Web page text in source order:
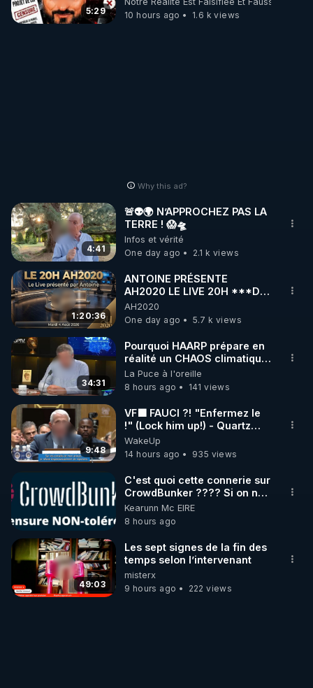
5:29
10 hours ago
1.6 k views
Why this ad?
4:41
🚨👽🌍 N’APPROCHEZ PAS LA
TERRE ! 😱🛸
Infos et vérité
One day ago
2.1 k views
1:20:36
ANTOINE PRÉSENTE
AH2020 LE LIVE 20H ***DU
04/08/2026*** 📷LE
GRAND RÉVEIL EST EN
MARCHE 📷
AH2020
One day ago
5.7 k views
34:31
Pourquoi HAARP prépare en
réalité un CHAOS climatique,
on répond
La Puce à l'oreille
8 hours ago
141 views
9:48
VF🟩 FAUCI ?! "Enfermez le
!" (Lock him up!) - Quartz
Traduction
WakeUp
14 hours ago
935 views
C'est quoi cette connerie sur
CrowdBunker ???? Si on ne
peut plus publier, c'est un
peu de la censure. Ne payez
pas les boucliers pour voir
mes vidéos, c'est une
arnaque parce que ma
chaine et mon travail sont
gratuits. Je préfère la voir
mourir que de voir mes
Kearunn Mc EIRE
8 hours ago
49:03
Les sept signes de la fin des
temps selon l’intervenant
misterx
9 hours ago
222 views